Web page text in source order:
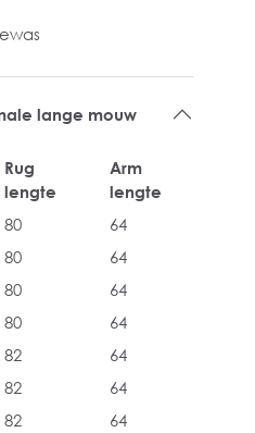
lange mouw
Rug
lengte
Arm
lengte
80
64
80
64
80
64
80
64
82
64
82
64
82
64